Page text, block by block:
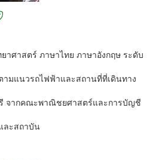
ศาสตร์ ภาษาไทย ภาษาอังกฤษ ระดับ
มแนวรถไฟฟ้าและสถานที่ที่เดินทาง
จากคณะพาณิชยศาสตร์และการบัญชี
ละสถาบัน